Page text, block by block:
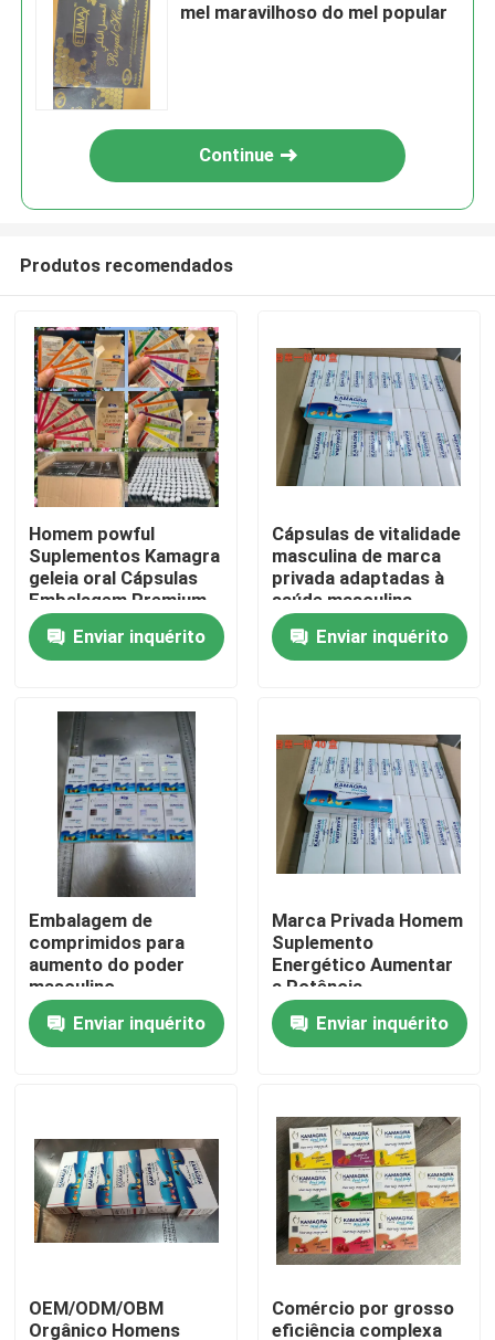
Produtos
vídeos
Sobre nós
Excursão da fábrica
Controle da qualidade
Peça umas citações
Suplementos ervais aos homens
Suplemento erval a Maca
mel maravilhoso do mel popular
Continue
Produtos recomendados
Homem powful
Suplementos Kamagra
geleia oral Cápsulas
Embalagem Premium
Blister Card Display
EsponjaEnviar inquérito
Cápsulas de vitalidade
masculina de marca
privada adaptadas à
saúde masculina
Enviar inquérito
Embalagem de
comprimidos para
aumento do poder
masculino
Enviar inquérito
Marca Privada Homem
Suplemento
Energético Aumentar
a Potência
Aumentador Natural
Forte Maca Root
Pílulas Maca Cápsulas
Enviar inquérito
OEM/ODM/OBM
Orgânico Homens
Comércio por grosso
eficiência complexa